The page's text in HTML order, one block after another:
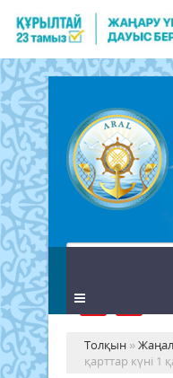
Толқын »
қарттар күні 1